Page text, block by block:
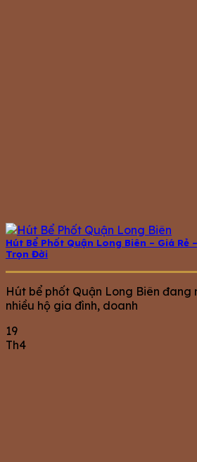
Hút Bể Phốt Quận Long Biên – Giá Rẻ
Trọn Đời
Hút bể phốt Quận Long Biên
nhiều hộ gia đình, doanh
19
Th4